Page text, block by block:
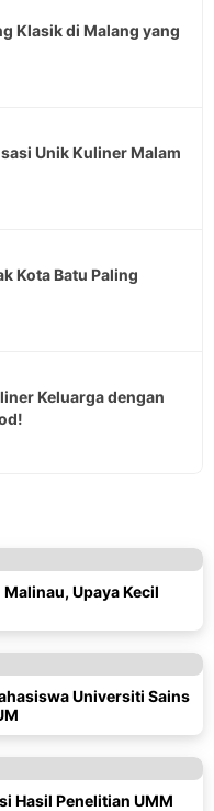
Klasik di Malang yang
Unik Kuliner Malam
Kota Batu Paling
Keluarga dengan
Upaya Kecil
Universiti Sains
Hasil Penelitian UMM